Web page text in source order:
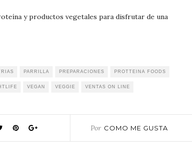
y productos vegetales para disfrutar de una
PARRILLA PREPARACIONES PROTTEINA FOODS
VEGAN VEGGIE VENTAS ON LINE
Por COMO ME GUSTA